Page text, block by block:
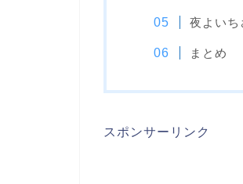
夜よいち
まとめ
スポンサーリンク